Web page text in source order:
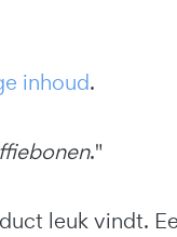
inhoud.
."
leuk vindt.